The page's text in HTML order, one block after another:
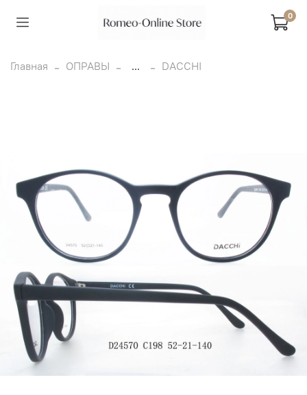
0
Главная ОПРАВЫ ... DACCHI